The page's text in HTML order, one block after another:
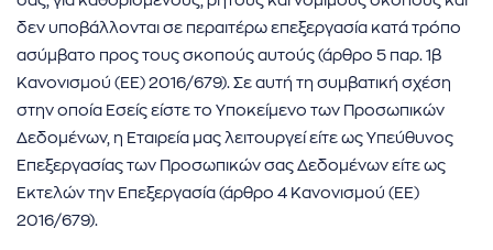
δεν υποβάλλονται σε περαιτέρω επεξεργασία κατά τρόπο
ασύμβατο προς τους σκοπούς αυτούς (άρθρο 5 παρ. 1β
Κανονισμού (ΕΕ) 2016/679). Σε αυτή τη συμβατική σχέση
στην οποία Εσείς είστε το Υποκείμενο των Προσωπικών
Δεδομένων, η Εταιρεία μας λειτουργεί είτε ως Υπεύθυνος
Επεξεργασίας των Προσωπικών σας Δεδομένων είτε ως
Εκτελών την Επεξεργασία (άρθρο 4 Κανονισμού (ΕΕ)
2016/679).